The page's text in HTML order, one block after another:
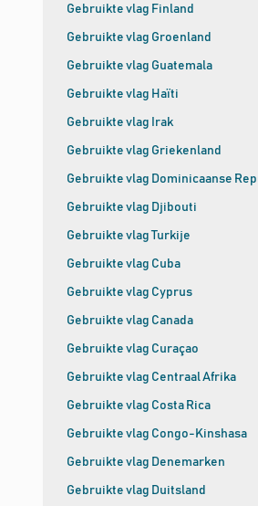
Gebruikte vlag Finland
Gebruikte vlag Groenland
Gebruikte vlag Guatemala
Gebruikte vlag Haïti
Gebruikte vlag Irak
Gebruikte vlag Griekenland
Gebruikte vlag Dominicaanse
Gebruikte vlag Djibouti
Gebruikte vlag Turkije
Gebruikte vlag Cuba
Gebruikte vlag Cyprus
Gebruikte vlag Canada
Gebruikte vlag Curaçao
Gebruikte vlag Centraal Afrika
Gebruikte vlag Costa Rica
Gebruikte vlag Congo-Kinshasa
Gebruikte vlag Denemarken
Gebruikte vlag Duitsland